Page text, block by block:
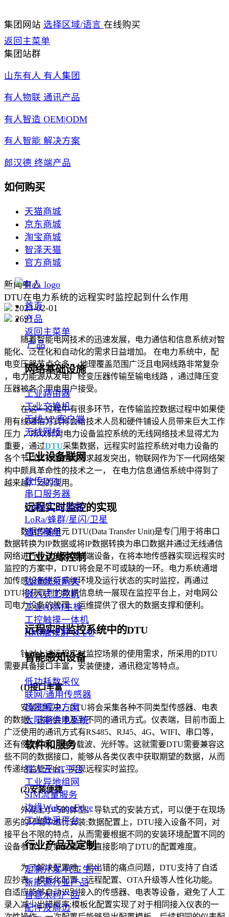
集团网站 选择区域/语言 在线购买
返回主菜单
集团站群
山东有人 有人集团
有人物联 通讯产品
有人智造 OEM|ODM
有人智能 解决方案
郎汉德 终端产品
如何购买
天猫商城
京东商城
淘宝商城
智泽天猫
官方商城
首页
产品
返回主菜单
产品
网络基础设施
工业路由器
工业交换机
无线AP/客户端
无线网桥
工业设备联网
数传DTU
串口服务器
CAN/工业总线
LoRa/蜂群/星闪/卫星
通信模组
工业边缘控制
边缘数采网关
嵌入式工控机
工业ARM主板
工控触摸一体机
HMI触摸屏 & I/O
智能感知设备
低功耗数采仪
联网/通用传感器
场景解决方案
太阳能供电系统
软件和服务
有人云loT平台
工业异地组网
SIM流量服务
边缘WukongEdge
工业数采平台
行业产品及定制
定制开发/代工生产
新能源行业产品
智慧水利产品
配件及周边
新闻中心
DTU在电力系统的远程实时监控起到什么作用
2023-02-01
2691
随着智能电网技术的迅速发展，电力通信和信息系统对智
能化、泛在化和自动化的需求日益增加。 在电力系统中，配
电变压器节点众多 、地理覆盖范围广泛且电网线路非常复杂
，电力能源从发电厂经变压器传输至输电线路 ，通过降压变
压器被各个用电用户接受。
在这一过程中有很多环节，在传输监控数据过程中如果使
用有线通信方式将会给技术人员和硬件铺设人员带来巨大工作
压力 ，所以针对电力设备监控系统的无线网络技术显得尤为
重要，通过DTU采集数据，远程实时监控系统对电力设备的
各个节点实行监控的需求越发突出，物联网作为下一代网络架
构中颇具革命性的技术之一， 在电力信息通信系统中得到了
越来越广泛的使用。
远程实时监控的实现
数据传输单元 DTU(Data Transfer Unit)是专门用于将串口
数据转换为IP数据或将IP数据转换为串口数据并通过无线通信
网络进行传送的无线终端设备，在将本地传感器实现远程实时
监控的方案中，DTU将会是不可或缺的一环。电力系统通增
加传感设备进行系统环境及运行状态的实时监控，再通过
DTU将获取到的数据信息统一展现在监控平台上，对电网公
司电力设备的管理、运维提供了很大的数据支撑和便利。
远程实时监控系统中的DTU
针对上述远程实时监控场景的使用需求，所采用的DTU
需要具备接口丰富，安装便捷，通讯稳定等特点。
(1)接口丰富
安装过程中，DTU将会采集各种不同类型传感器、电表
的数据，这将会涉及到不同的通讯方式。仪表端，目前市面上
广泛使用的通讯方式有RS485、RJ45、4G、WIFI、串口等，
还有例如DP9、电力载波、光纤等。这就需要DTU需要兼容这
些不同的数据接口，能够从各类仪表中获取期望的数据，从而
传递给监管平台，实现远程实时监控。
(2)安装便捷
外观上小巧的体型、导轨式的安装方式，可以便于在现场
恶劣的环境中进行安装;数据配置上，DTU接入设备不同，对
接平台不限的特点，从而需要根据不同的安装环境配置不同的
设备参数，复杂安装环境直接影响了DTU的配置难度。
为了解决配置难，易出错的痛点问题，DTU支持了自适
应抄表、模板化配置、远程配置、OTA升级等人性化功能。
自适应能够自动识别接入的传感器、电表等设备，避免了人工
录入减少出错概率;模板化配置实现了对于相同接入仪表的一